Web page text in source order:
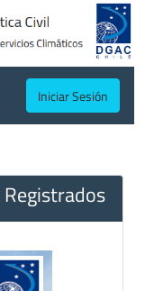
Iniciar Sesión